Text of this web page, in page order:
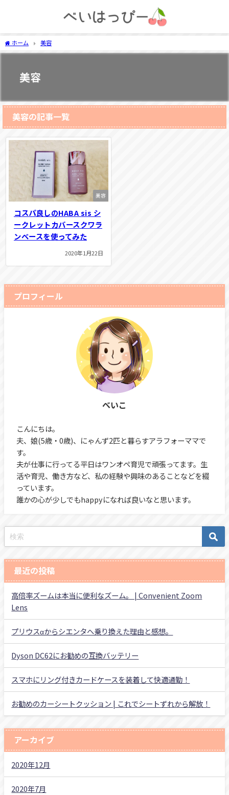
ホーム 美容
美容
美容の記事一覧
美容
コスパ良しのHABA sis シ
ークレットカバースクワラ
ンベースを使ってみた
2020年1月22日
プロフィール
べいこ
こんにちは。
夫、娘(5歳・0歳)、にゃんず2匹と暮らすアラフォーママで
す。
夫が仕事に行ってる平日はワンオペ育児で頑張ってます。生
活や育児、働き方など、私の経験や興味のあることなどを綴
っています。
誰かの心が少しでもhappyになれば良いなと思います。
最近の投稿
高倍率ズームは本当に便利なズーム。 | Convenient Zoom
Lens
プリウスαからシエンタへ乗り換えた理由と感想。
Dyson DC62にお勧めの互換バッテリー
スマホにリング付きカードケースを装着して快適通勤！
お勧めのカーシートクッション | これでシートずれから解放！
アーカイブ
2020年12月
2020年7月